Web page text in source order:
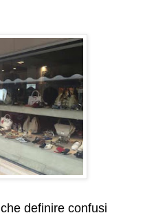
definire confusi